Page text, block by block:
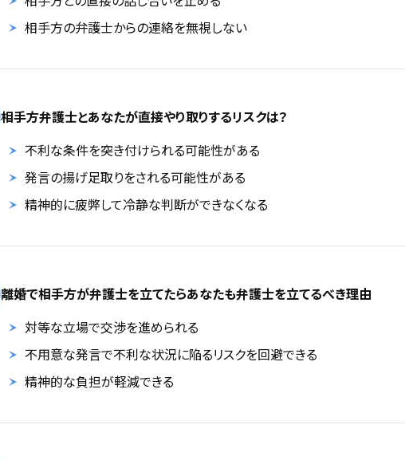
相手方の弁護士からの連絡を無視しない
相手方弁護士とあなたが直接やり取りするリスクは？
不利な条件を突き付けられる可能性がある
発言の揚げ足取りをされる可能性がある
精神的に疲弊して冷静な判断ができなくなる
離婚で相手方が弁護士を立てたらあなたも弁護士を立てるべき理由
対等な立場で交渉を進められる
不用意な発言で不利な状況に陥るリスクを回避できる
精神的な負担が軽減できる